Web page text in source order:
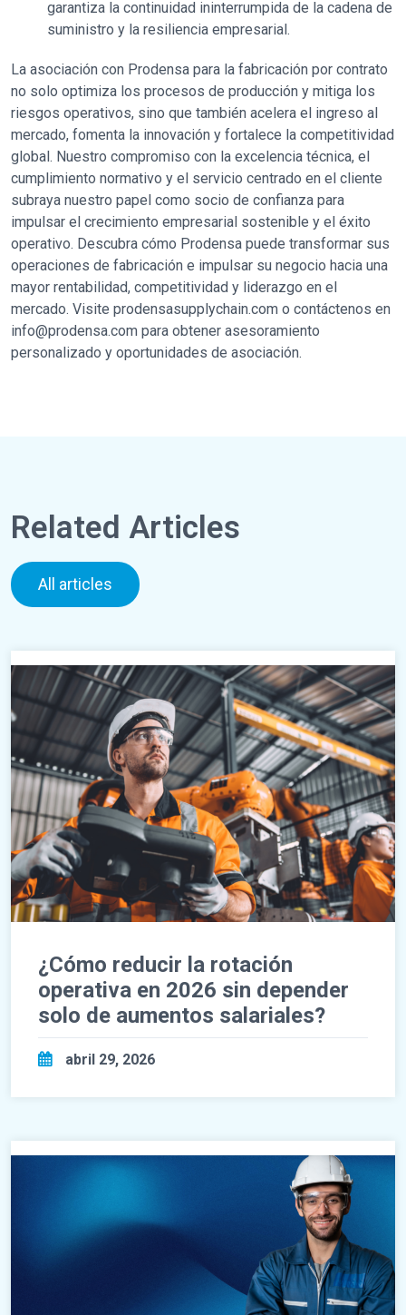
garantiza la continuidad ininterrumpida de la cadena de
suministro y la resiliencia empresarial.
La asociación con Prodensa para la fabricación por contrato
no solo optimiza los procesos de producción y mitiga los
riesgos operativos, sino que también acelera el ingreso al
mercado, fomenta la innovación y fortalece la competitividad
global. Nuestro compromiso con la excelencia técnica, el
cumplimiento normativo y el servicio centrado en el cliente
subraya nuestro papel como socio de confianza para
impulsar el crecimiento empresarial sostenible y el éxito
operativo. Descubra cómo Prodensa puede transformar sus
operaciones de fabricación e impulsar su negocio hacia una
mayor rentabilidad, competitividad y liderazgo en el
mercado. Visite prodensasupplychain.com o contáctenos en
info@prodensa.com para obtener asesoramiento
personalizado y oportunidades de asociación.
Related Articles
All articles
¿Cómo reducir la rotación
operativa en 2026 sin depender
solo de aumentos salariales?
abril 29, 2026